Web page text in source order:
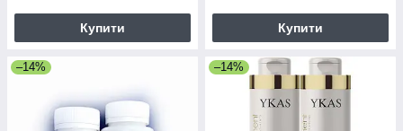
Купити Купити
–14% –14%